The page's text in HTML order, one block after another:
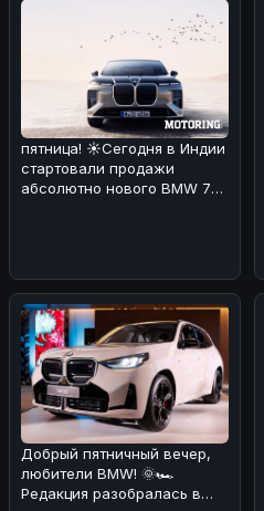
пятница! ☀️Сегодня в Индии
стартовали продажи
абсолютно нового BMW 7
Добрый пятничный вечер,
любители BMW! 🌞🏎
Редакция разобралась в